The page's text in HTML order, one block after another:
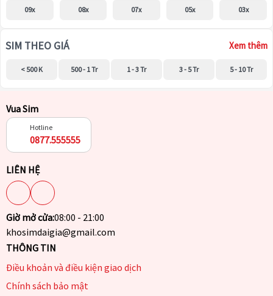
09x 08x 07x 05x 03x
SIM THEO GIÁ Xem thêm
< 500 K 500 - 1 Tr 1 - 3 Tr 3 - 5 Tr 5 - 10 Tr
Vua Sim
Hotline
0877.555555
LIÊN HỆ
Giờ mở cửa:08:00 - 21:00
khosimdaigia@gmail.com
THÔNG TIN
Điều khoản và điều kiện giao dịch
Chính sách bảo mật